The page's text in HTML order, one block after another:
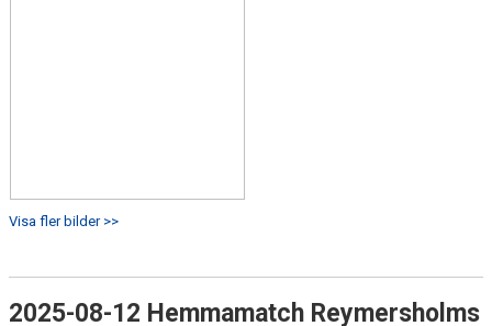
Visa fler bilder >>
2025-08-12 Hemmamatch Reymersholms